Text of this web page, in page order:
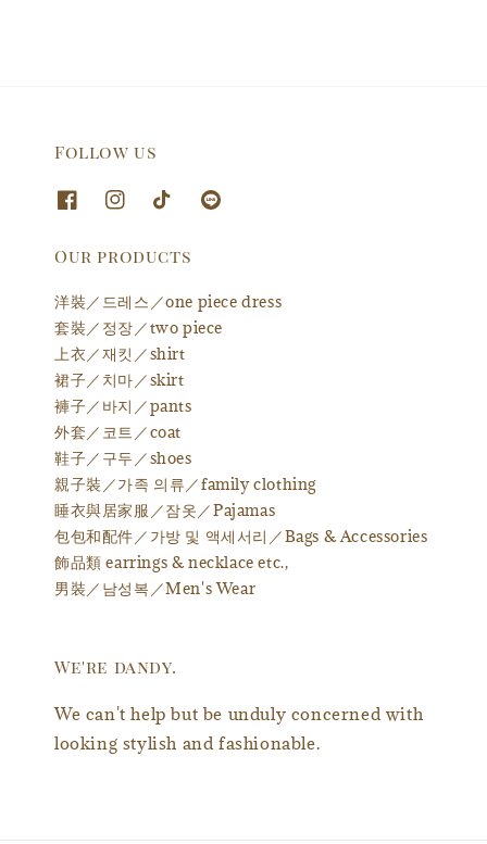
Follow us
Our products
洋裝／드레스／one piece dress
套裝／정장／two piece
上衣／재킷／shirt
裙子／치마／skirt
褲子／바지／pants
外套／코트／coat
鞋子／구두／shoes
親子裝／가족 의류／family clothing
睡衣與居家服／잠옷／Pajamas
包包和配件／가방 및 액세서리／Bags & Accessories
飾品類 earrings & necklace etc.,
男裝／남성복／Men's Wear
We're dandy.
We can't help but be unduly concerned with
looking stylish and fashionable.